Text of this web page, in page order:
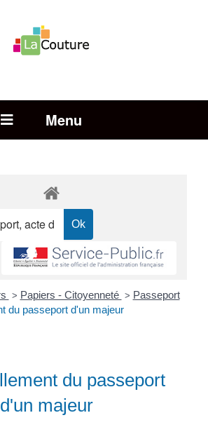
Open Menu
> Papiers - Citoyenneté > Passeport
du passeport d'un majeur
du passeport
d'un majeur